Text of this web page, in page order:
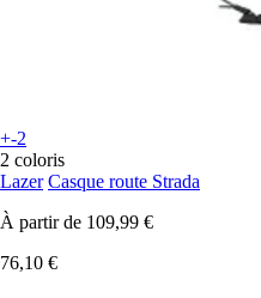
+-2
2 coloris
Lazer Casque route Strada
À partir de 109,99 €
76,10 €